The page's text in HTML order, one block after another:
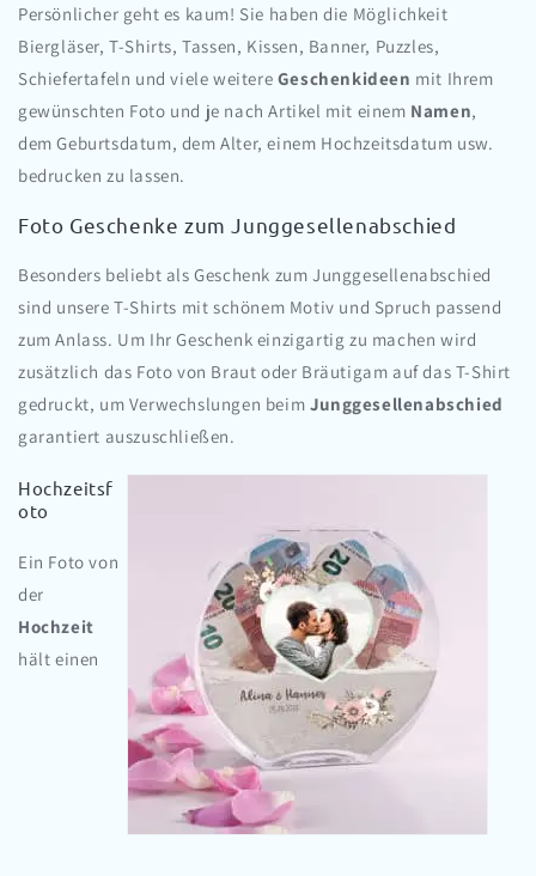
Persönlicher geht es kaum! Sie haben die Möglichkeit
Biergläser, T-Shirts, Tassen, Kissen, Banner, Puzzles,
Schiefertafeln und viele weitere Geschenkideen mit Ihrem
gewünschten Foto und je nach Artikel mit einem Namen,
dem Geburtsdatum, dem Alter, einem Hochzeitsdatum usw.
bedrucken zu lassen.
Foto Geschenke zum Junggesellenabschied
Besonders beliebt als Geschenk zum Junggesellenabschied
sind unsere T-Shirts mit schönem Motiv und Spruch passend
zum Anlass. Um Ihr Geschenk einzigartig zu machen wird
zusätzlich das Foto von Braut oder Bräutigam auf das T-Shirt
gedruckt, um Verwechslungen beim Junggesellenabschied
garantiert auszuschließen.
Hochzeitsf
oto
Ein Foto von
der
Hochzeit
hält einen